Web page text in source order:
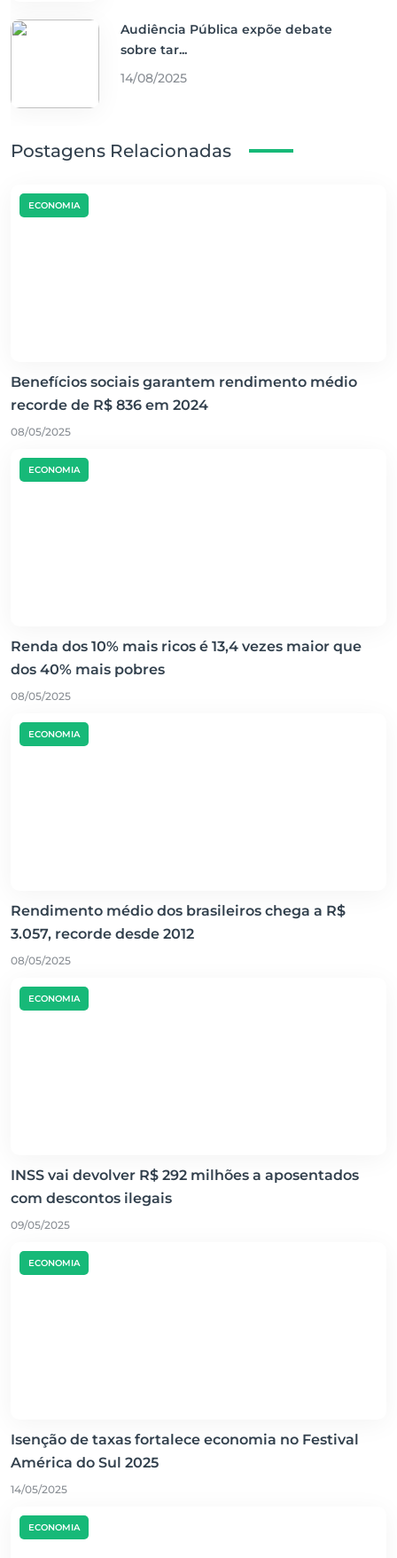
Audiência Pública expõe debate
sobre tar...
14/08/2025
Postagens Relacionadas
ECONOMIA
Benefícios sociais garantem rendimento médio
recorde de R$ 836 em 2024
08/05/2025
ECONOMIA
Renda dos 10% mais ricos é 13,4 vezes maior que
dos 40% mais pobres
08/05/2025
ECONOMIA
Rendimento médio dos brasileiros chega a R$
3.057, recorde desde 2012
08/05/2025
ECONOMIA
INSS vai devolver R$ 292 milhões a aposentados
com descontos ilegais
09/05/2025
ECONOMIA
Isenção de taxas fortalece economia no Festival
América do Sul 2025
14/05/2025
ECONOMIA